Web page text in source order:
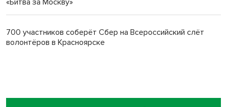
700 участников соберёт Сбер на Всероссийский слёт
волонтёров в Красноярске